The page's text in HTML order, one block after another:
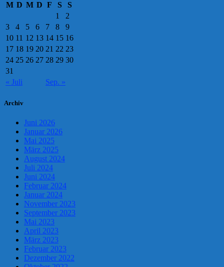
M D M D F S
S
1
2
3
4 5 6 7 8
9
10 11 12 13 14 15 16
17 18 19 20 21 22 23
24 25 26 27 28 29 30
31
« Juli
Sep. »
Archiv
Juni 2026
Januar 2026
Mai 2025
März 2025
August 2024
Juli 2024
Juni 2024
Februar 2024
Januar 2024
November 2023
September 2023
Mai 2023
April 2023
März 2023
Februar 2023
Dezember 2022